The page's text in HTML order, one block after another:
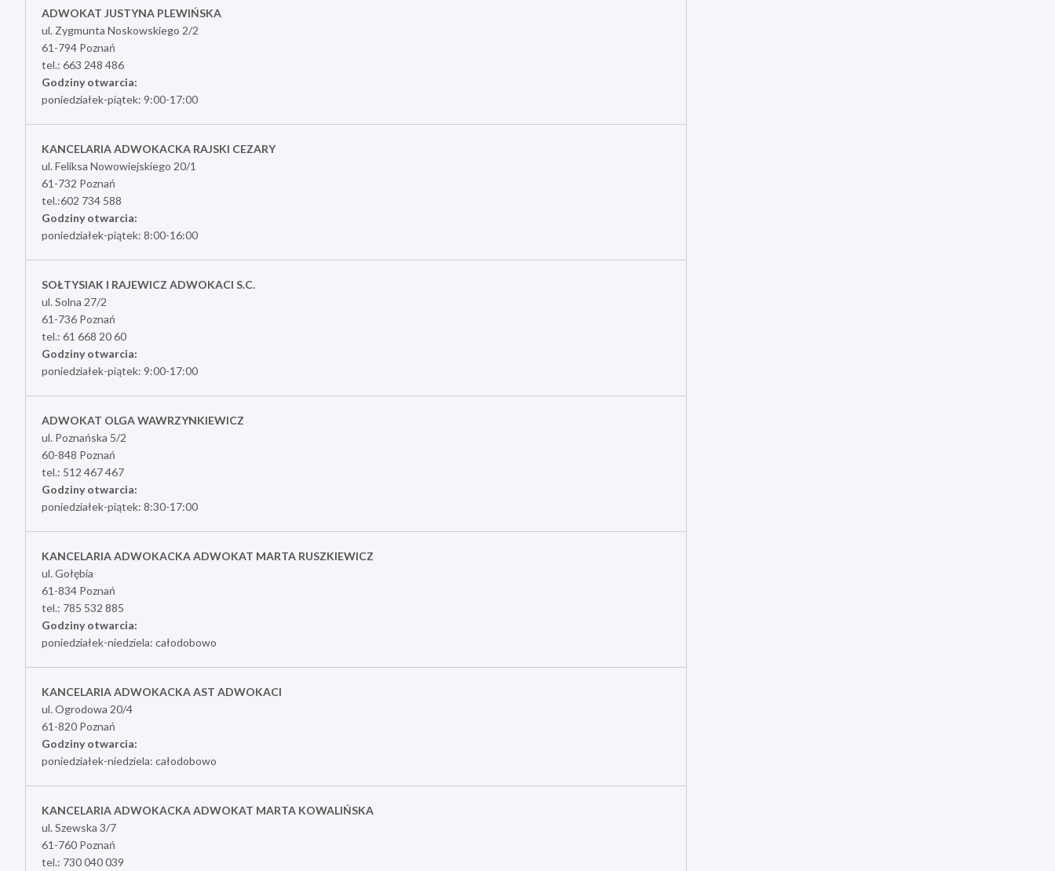
ADWOKAT JUSTYNA PLEWIŃSKA
ul. Zygmunta Noskowskiego 2/2
61-794 Poznań
tel.: 663 248 486
Godziny otwarcia:
poniedziałek-piątek: 9:00-17:00
KANCELARIA ADWOKACKA RAJSKI CEZARY
ul. Feliksa Nowowiejskiego 20/1
61-732 Poznań
tel.:602 734 588
Godziny otwarcia:
poniedziałek-piątek: 8:00-16:00
SOŁTYSIAK I RAJEWICZ ADWOKACI S.C.
ul. Solna 27/2
61-736 Poznań
tel.: 61 668 20 60
Godziny otwarcia:
poniedziałek-piątek: 9:00-17:00
ADWOKAT OLGA WAWRZYNKIEWICZ
ul. Poznańska 5/2
60-848 Poznań
tel.: 512 467 467
Godziny otwarcia:
poniedziałek-piątek: 8:30-17:00
KANCELARIA ADWOKACKA ADWOKAT MARTA RUSZKIEWICZ
ul. Gołębia
61-834 Poznań
tel.: 785 532 885
Godziny otwarcia:
poniedziałek-niedziela: całodobowo
KANCELARIA ADWOKACKA AST ADWOKACI
ul. Ogrodowa 20/4
61-820 Poznań
Godziny otwarcia:
poniedziałek-niedziela: całodobowo
KANCELARIA ADWOKACKA ADWOKAT MARTA KOWALIŃSKA
ul. Szewska 3/7
61-760 Poznań
tel.: 730 040 039